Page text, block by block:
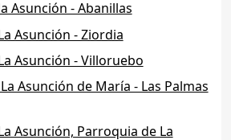
Asunción - Abanillas
Asunción - Ziordia
Asunción - Villoruebo
Asunción de María - Las Palmas
Asunción, Parroquia de La